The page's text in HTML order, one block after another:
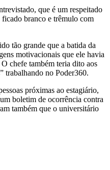
que é um respeitado
branco e trêmulo com
tão grande que a batida da
motivacionais que ele havia
chefe também teria dito aos
trabalhando no Poder360.
próximas ao estagiário,
boletim de ocorrência contra
também que o universitário